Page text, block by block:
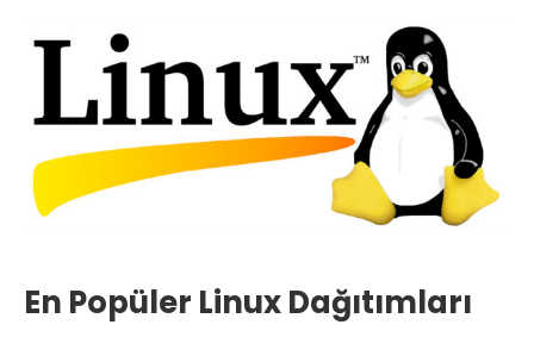
En Popüler Linux Dağıtımları